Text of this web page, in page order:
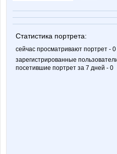
Статистика портрета:
сейчас просматривают портрет - 0
зарегистрированные
посетившие портрет за 7 дней - 0